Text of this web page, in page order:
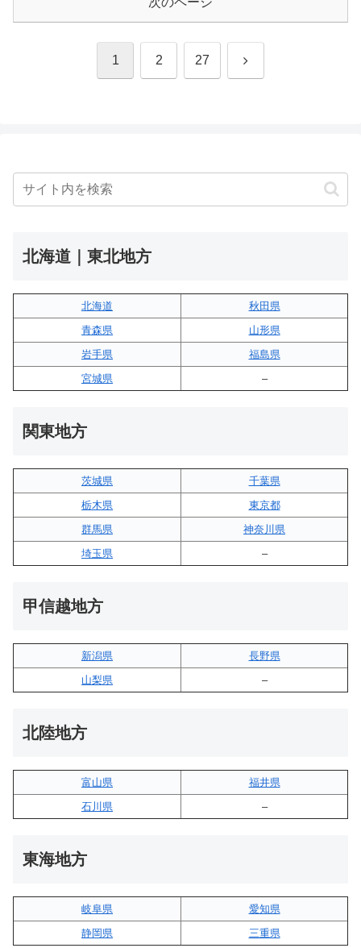
1 2 27 次
北海道｜東北地方
北海道
秋田県
青森県
山形県
岩手県
福島県
宮城県
–
関東地方
茨城県
千葉県
栃木県
東京都
群馬県
神奈川県
埼玉県
–
甲信越地方
新潟県
長野県
山梨県
–
北陸地方
富山県
福井県
石川県
–
東海地方
岐阜県
愛知県
静岡県
三重県